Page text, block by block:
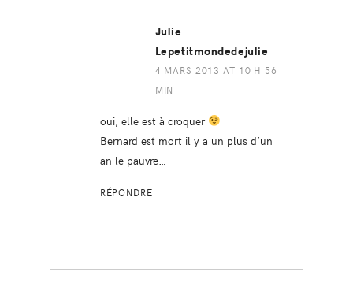
Julie
Lepetitmondedejulie
4 MARS 2013 AT 10 H 56
MIN
oui, elle est à croquer
Bernard est mort il y a un plus d’un
an le pauvre…
RÉPONDRE